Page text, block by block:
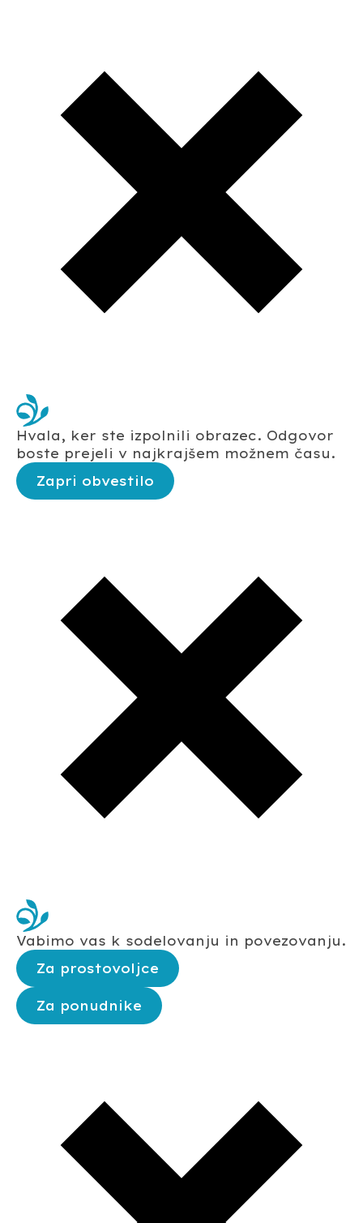
Hvala, ker ste izpolnili obrazec. Odgovor
boste prejeli v najkrajšem možnem času.
Zapri obvestilo
Vabimo vas k sodelovanju in povezovanju.
Za prostovoljce
Za ponudnike